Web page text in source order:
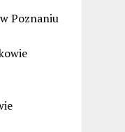
Poznaniu